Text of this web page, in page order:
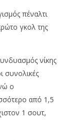
πέναλτι
γκολ της
νίκης
συνολικές
ο
από 1,5
1 σουτ,